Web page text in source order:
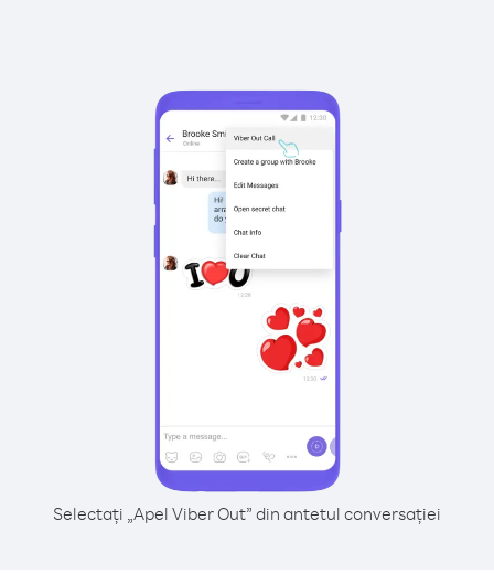
Selectați „Apel Viber Out” din antetul conversației